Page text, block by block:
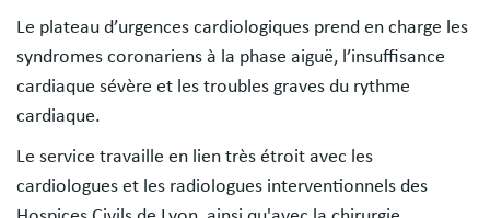
Le plateau d’urgences cardiologiques prend en charge les
syndromes coronariens à la phase aiguë, l’insuffisance
cardiaque sévère et les troubles graves du rythme
cardiaque.
Le service travaille en lien très étroit avec les
cardiologues et les radiologues interventionnels des